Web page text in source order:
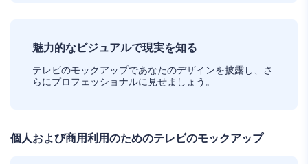
魅力的なビジュアルで現実を知る
テレビのモックアップであなたのデザインを披露し、さ
らにプロフェッショナルに見せましょう。
個人および商用利用のためのテレビのモックアップ